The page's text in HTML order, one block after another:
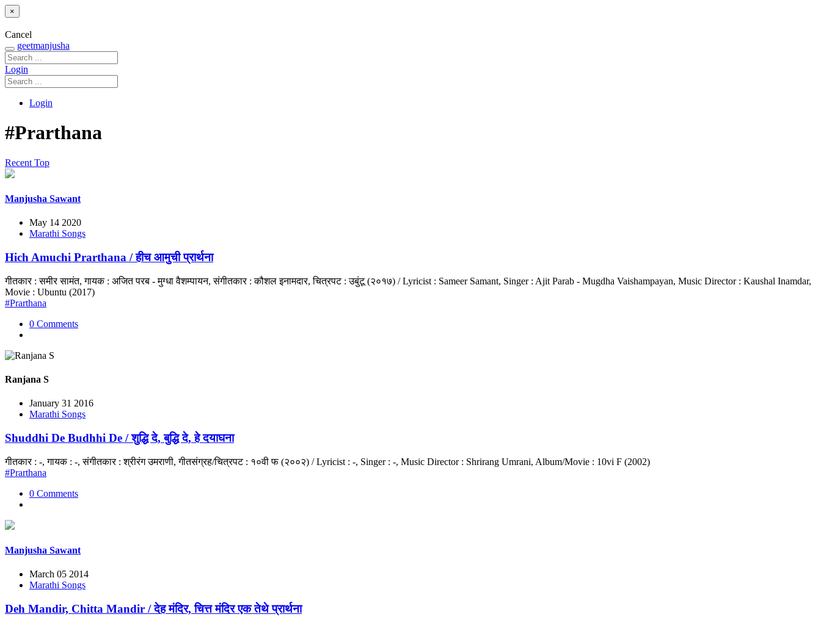
×
Cancel
geetmanjusha
Login
Login
#Prarthana
Recent Top
Manjusha Sawant
May 14 2020
Marathi Songs
Hich Amuchi Prarthana / हीच आमुची प्रार्थना
गीतकार : समीर सामंत, गायक : अजित परब - मुग्धा वैशम्पायन, संगीतकार : कौशल इनामदार, चित्रपट : उबुंटू (२०१७) / Lyricist : Sameer Samant, Singer : Ajit Parab - Mugdha Vaishampayan, Music Director : Kaushal Inamdar,
Movie : Ubuntu (2017)
#Prarthana
0 Comments
Ranjana S
January 31 2016
Marathi Songs
Shuddhi De Budhhi De / शुद्धि दे, बुद्धि दे, हे दयाघना
गीतकार : -, गायक : -, संगीतकार : श्रीरंग उमराणी, गीतसंग्रह/चित्रपट : १०वी फ (२००२) / Lyricist : -, Singer : -, Music Director : Shrirang Umrani, Album/Movie : 10vi F (2002)
#Prarthana
0 Comments
Manjusha Sawant
March 05 2014
Marathi Songs
Deh Mandir, Chitta Mandir / देह मंदिर, चित्त मंदिर एक तेथे प्रार्थना